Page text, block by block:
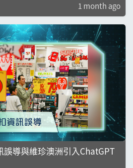
1 month ago
導與維珍澳洲引入ChatGPT